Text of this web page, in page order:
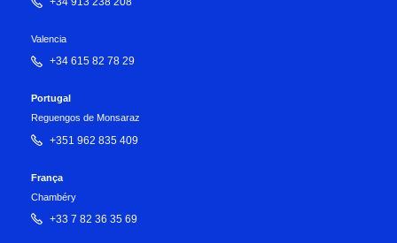
Valencia
+34 615 82 78 29
Portugal
Reguengos de Monsaraz
+351 962 835 409
França
Chambéry
+33 7 82 36 35 69